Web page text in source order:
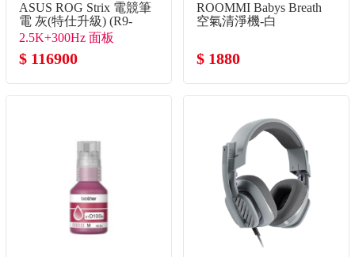
ASUS ROG Strix 電競筆
電 灰(特仕升級) (R9-
8940HX/16G+32G/1TB+2TB
SSD/RTX5080)
2.5K+300Hz 面板
$ 116900
ROOMMI Babys Breath
空氣清淨機-白
$ 1880